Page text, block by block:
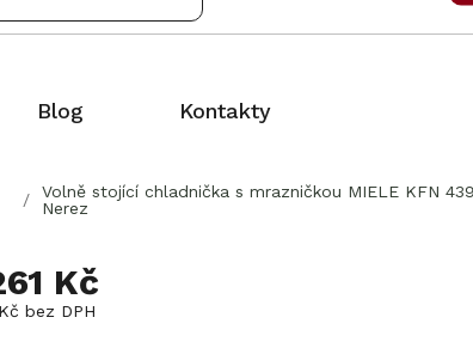
Blog Kontakty
/
Volně stojící chladnička s mrazničkou MIELE KFN
Nerez
Kč
bez DPH